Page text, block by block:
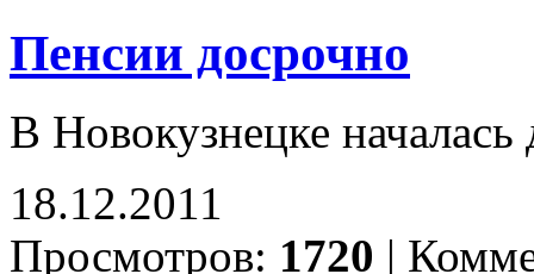
Пенсии досрочно
В Новокузнецке
18.12.2011
Просмотров: 1720 |